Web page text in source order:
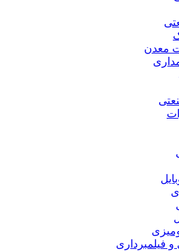
معدن
فیلمبرداری